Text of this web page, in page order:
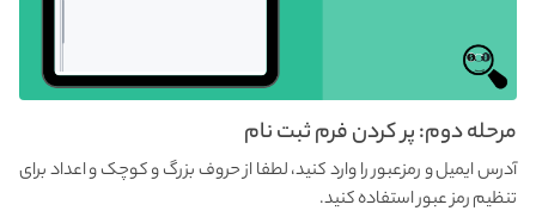
مرحله دوم: پر کردن فرم ثبت نام
آدرس ایمیل و رمز‌عبور را وارد کنید، لطفا از حروف بزرگ و کوچک و اعداد برای
تنظیم رمز عبور استفاده کنید.